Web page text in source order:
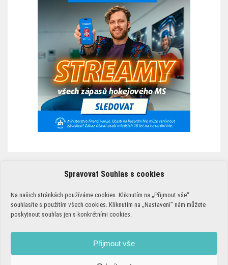
Spravovat Souhlas s cookies
Na našich stránkách používáme cookies. Kliknutím na „Přijmout vše“
souhlasíte s použitím všech cookies. Kliknutím na „Nastavení“ nám můžete
poskytnout souhlas jen s konkrétními cookies.
Přijmout vše
PODMÍNKY POUŽÍVÁNÍ
ZÁSADY POUŽÍVÁNÍ COOKIES￼